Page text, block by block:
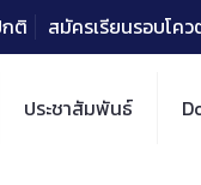
ติ สมัครเรียนรอบโค
ประชาสัมพันธ์